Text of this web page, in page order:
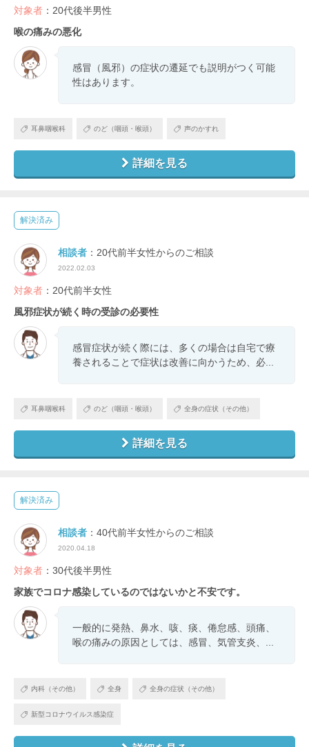
対象者 ：20代後半男性
喉の痛みの悪化
感冒（風邪）の症状の遷延でも説明がつく可能
性はあります。
耳鼻咽喉科 のど（咽頭・喉頭） 声のかすれ
詳細を見る
解決済み
相談者 ：20代前半女性からのご相談
2022.02.03
対象者 ：20代前半女性
風邪症状が続く時の受診の必要性
感冒症状が続く際には、多くの場合は自宅で療
養されることで症状は改善に向かうため、必...
耳鼻咽喉科 のど（咽頭・喉頭） 全身の症状（その他）
詳細を見る
解決済み
相談者 ：40代前半女性からのご相談
2020.04.18
対象者 ：30代後半男性
家族でコロナ感染しているのではないかと不安です。
一般的に発熱、鼻水、咳、痰、倦怠感、頭痛、
喉の痛みの原因としては、感冒、気管支炎、...
内科（その他） 全身 全身の症状（その他）
新型コロナウイルス感染症